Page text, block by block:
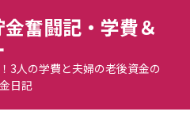
奮闘記・学費＆
3人の学費と夫婦の老後資金の
日記